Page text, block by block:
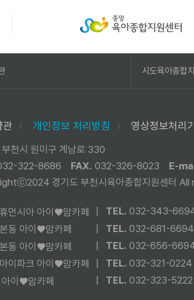
시도육아종합
관 개인정보 처리방침 영상정보처리
천시 원미구 계남로 330
322-8686 FAX. 032-326-8023 E-
경기도 부천시육아종합지원센터 All
먼시아 아이♥맘카페 TEL. 032-343-
동 아이♥맘카페
| TEL. 032-681-
동 아이♥맘카페
TEL. 032-656-
이파크 아이♥맘카페
| TEL. 032-321-0224
이♥맘카페
TEL. 032-323-5222